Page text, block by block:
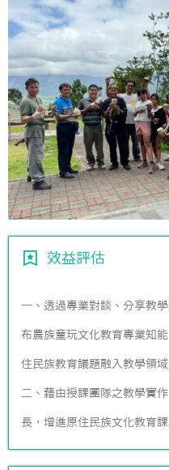
效益評估
一、透過專業對談、分享教
布農族童玩文化教育專業知
住民族教育議題融入教學領域
二、藉由授課團隊之教學實
長，增進原住民族文化教育課